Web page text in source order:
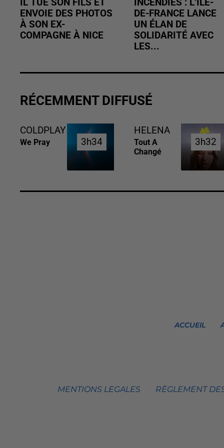
IL TUE SON FILS ET
ENVOIE DES PHOTOS
À SON EX-
COMPAGNE À NICE
INCENDIES : L’ÎLE-
DE-FRANCE LANCE
UN ÉLAN DE
SOLIDARITÉ AVEC
LES...
RÉCEMMENT DIFFUSÉ
COLDPLAY
We Pray 3h34
3h34
HELENA
Tout A
Changé
3h32
3h32
ACCUEIL
MENTIONS LEGALES RÈGLEMENT